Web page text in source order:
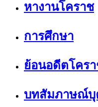
หางานโคราช
การศึกษา
ย้อนอดีตโคร
บทสัมภาษณ์บุ